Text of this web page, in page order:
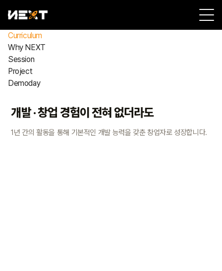
Curriculum
Why NEXT
Session
Project
Demoday
개발 · 창업 경험이 전혀 없더라도
1년 간의 활동을 통해 기본적인 개발 능력을 갖춘 창업자로 성장합니다.